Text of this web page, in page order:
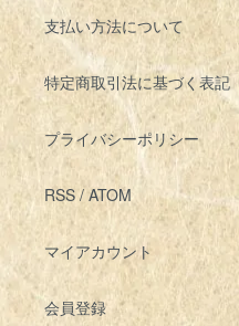
支払い方法について
特定商取引法に基づく表記
プライバシーポリシー
RSS/ ATOM
マイアカウント
会員登録